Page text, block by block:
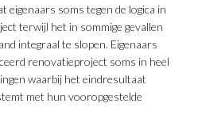
eigenaars soms tegen de logica in
terwijl het in sommige gevallen
integraal te slopen. Eigenaars
renovatieproject soms in heel
waarbij het eindresultaat
met hun vooropgestelde